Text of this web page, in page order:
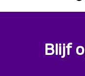
Blijf